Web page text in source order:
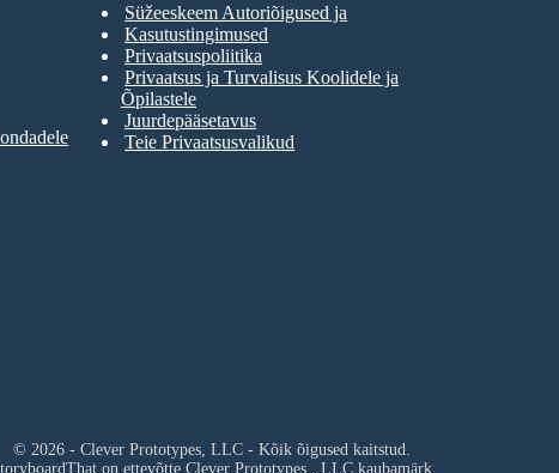
Süžeeskeem Autoriõigused ja
Kasutustingimused
Privaatsuspoliitika
Privaatsus ja Turvalisus Koolidele ja
Õpilastele
Juurdepääsetavus
Teie Privaatsusvalikud
© 2026 - Clever Prototypes, LLC - Kõik õigused kaitstud.
on ettevõtte Clever Prototypes , LLC kaubamärk